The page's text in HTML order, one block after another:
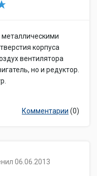
металлическими
корпуса
вентилятора
но и редуктор.
Комментарии (0)
06.06.2013